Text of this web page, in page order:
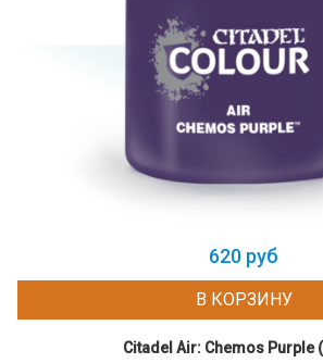
620 руб
В КОРЗИНУ
Citadel Air: Chemos Purple